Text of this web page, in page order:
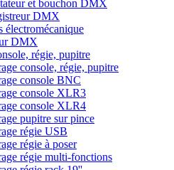
et bouchon DMX
DMX
électromécanique
DMX
régie, pupitre
console, régie, pupitre
console BNC
console XLR3
console XLR4
pupitre sur pince
régie USB
régie à poser
régie multi-fonctions